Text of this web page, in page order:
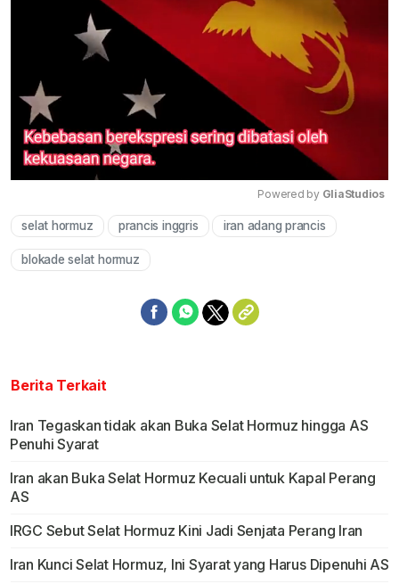
Mute
Powered by GliaStudios
selat hormuz prancis inggris iran adang prancis
blokade selat hormuz
Berita Terkait
Iran Tegaskan tidak akan Buka Selat Hormuz hingga AS
Penuhi Syarat
Iran akan Buka Selat Hormuz Kecuali untuk Kapal Perang
AS
IRGC Sebut Selat Hormuz Kini Jadi Senjata Perang Iran
Iran Kunci Selat Hormuz, Ini Syarat yang Harus Dipenuhi AS